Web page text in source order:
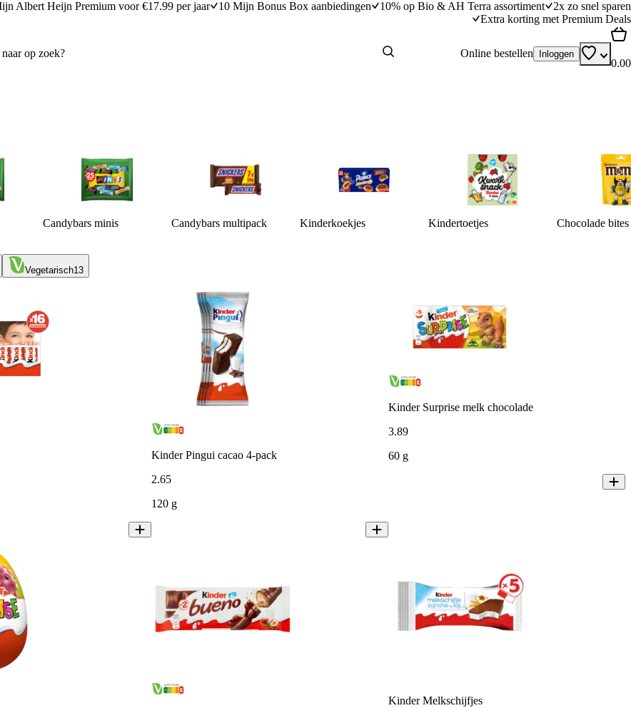
Albert Heijn Premium voor €17.99 per jaar 10 Mijn Bonus Box aanbiedingen 10% op Bio & AH Terra assortiment
2x zo snel sparen
Extra korting met Premium Deals
Online bestellen Inloggen
0.00
Candybars minis Candybars multipack Kinderkoekjes Kindertoetjes Chocolade bites
Vegetarisch13
Kinder Pingui cacao 4-pack
2.65
120 g
Kinder Surprise melk chocolade
3.89
60 g
Kinder Melkschijfjes